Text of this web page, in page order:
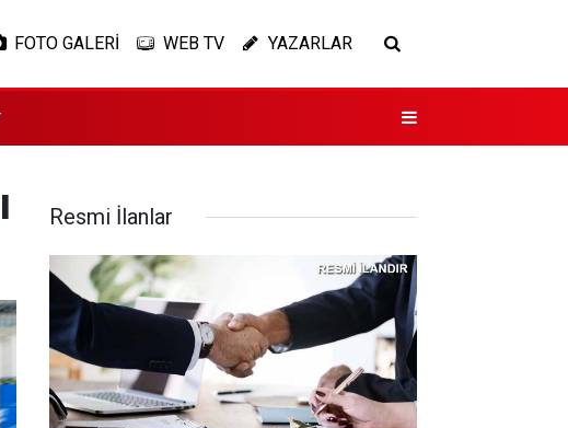
FOTO GALERİ WEB TV YAZARLAR
Resmi İlanlar